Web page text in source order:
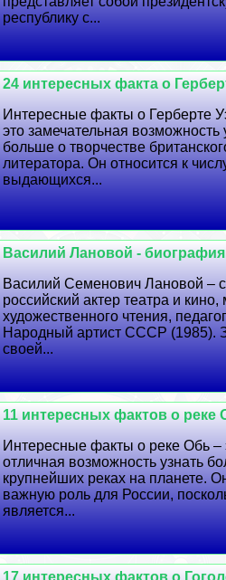
республику с...
24 интересных факта о
Интересные факты о Герберте
это замечательная возможность
больше о творчестве
литератора. Он относится к
выдающихся...
Василий Лановой -
Василий Семенович Лановой –
российский актер театра и кино,
художественного чтения,
Народный артист СССР (1985).
своей...
11 интересных фактов о реке
Интересные факты о реке Обь –
отличная возможность узнать
крупнейших реках на планете.
важную роль для России,
является...
17 интересных фактов о